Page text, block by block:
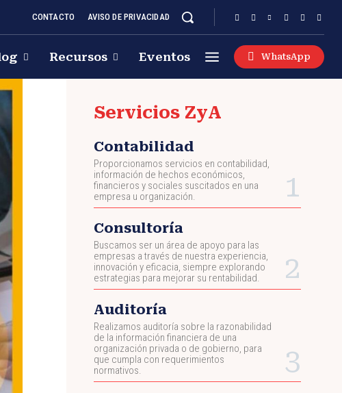
CONTACTO AVISO DE PRIVACIDAD
Recursos Eventos WhatsApp
Servicios ZyA
Contabilidad
Proporcionamos servicios en contabilidad,
información de hechos económicos,
financieros y sociales suscitados en una
empresa u organización.
Consultoría
Buscamos ser un área de apoyo para las
empresas a través de nuestra experiencia,
innovación y eficacia, siempre explorando
estrategias para mejorar su rentabilidad.
Auditoría
Realizamos auditoría sobre la razonabilidad
de la información financiera de una
organización privada o de gobierno, para
que cumpla con requerimientos
normativos.